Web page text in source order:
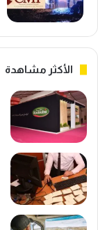
الأكثر مشاهدة